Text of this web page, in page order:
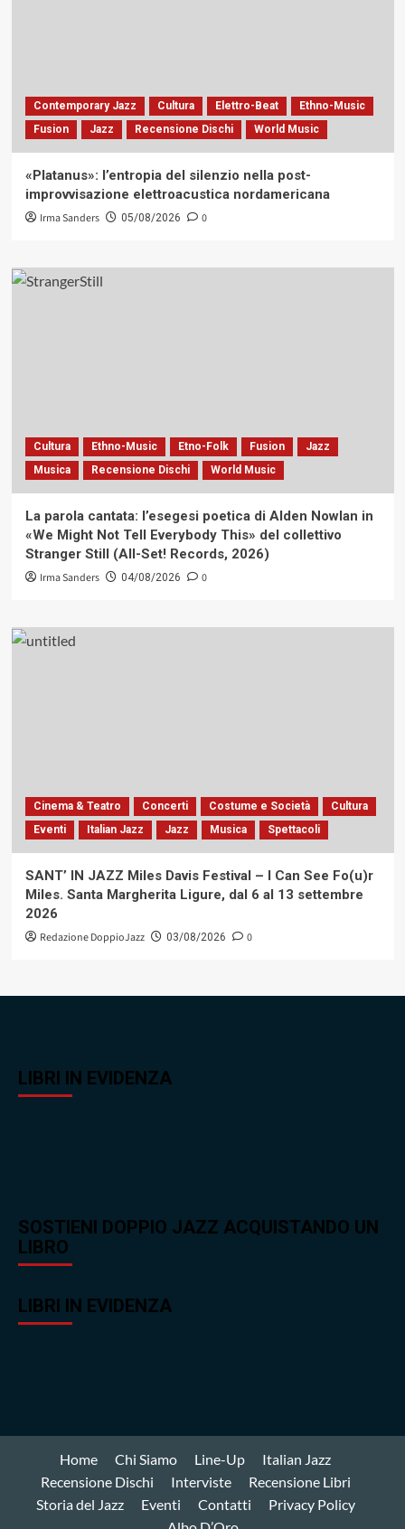
Contemporary Jazz Cultura Elettro-Beat
Ethno-Music
Fusion
Jazz Recensione Dischi World Music
«Platanus»: l’entropia del silenzio nella post-
improvvisazione elettroacustica nordamericana
Irma Sanders 05/08/2026 0
Cultura Ethno-Music Etno-Folk Fusion
Jazz
Musica
Recensione Dischi World Music
La parola cantata: l’esegesi poetica di Alden Nowlan in
«We Might Not Tell Everybody This» del collettivo
Stranger Still (All-Set! Records, 2026)
Irma Sanders 04/08/2026 0
Cinema & Teatro Concerti Costume e Società
Cultura
Eventi
Italian Jazz Jazz Musica Spettacoli
SANT’ IN JAZZ Miles Davis Festival – I Can See Fo(u)r
Miles. Santa Margherita Ligure, dal 6 al 13 settembre
2026
Redazione DoppioJazz 03/08/2026 0
LIBRI IN EVIDENZA
SOSTIENI DOPPIO JAZZ ACQUISTANDO UN
LIBRO
LIBRI IN EVIDENZA
Home Chi Siamo Line-Up
Italian Jazz
Recensione Dischi
Interviste
Recensione Libri
Storia del Jazz
Eventi Contatti
Privacy Policy